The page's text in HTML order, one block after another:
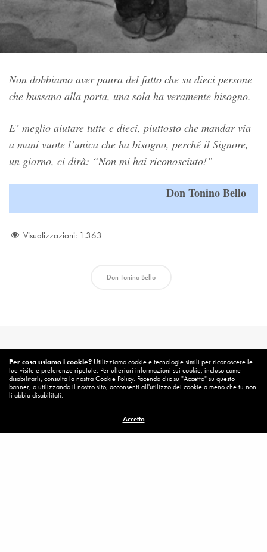
Non dobbiamo aver paura del fatto che su dieci persone
che bussano alla porta, una sola ha veramente bisogno.
E’ meglio aiutare tutte e dieci, piuttosto che mandar via
a mani vuote l’unica che ha bisogno, perché il Signore,
un giorno, ci dirà: “Non mi hai riconosciuto!”
Don Tonino Bello
Visualizzazioni: 1.363
Don Tonino Bello
Per cosa usiamo i cookie? Utilizziamo cookie e tecnologie simili per riconoscere le
tue visite e preferenze ripetute. Per ulteriori informazioni sui cookie, incluso come
disabilitarli, consulta la nostraCookie Policy. Facendo clic su "Accetto" su questo
banner, o utilizzando il nostro sito, acconsenti all'utilizzo dei cookie a meno che tu non
li abbia disabilitati.
Accetto